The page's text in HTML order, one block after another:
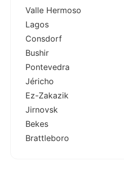
Valle Hermoso
Lagos
Consdorf
Bushir
Pontevedra
Jéricho
Ez-Zakazik
Jirnovsk
Bekes
Brattleboro